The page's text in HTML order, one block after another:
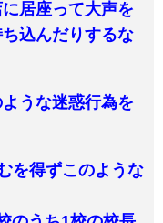
居座って大声を
込んだりするな
うな迷惑行為を
を得ずこのような